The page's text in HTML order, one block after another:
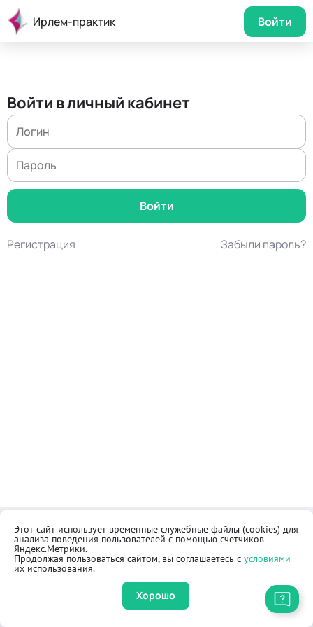
Ирлем-практик Войти
Войти в личный кабинет
Регистрация Забыли пароль?
Контакты
Как купить
Общественная приёмная
Реквизиты
Оферта
Правила продажи товаров
Этот сайт использует временные служебные файлы (cookies) для
анализа поведения пользователей с помощью счетчиков
Яндекс.Метрики.
Продолжая пользоваться сайтом, вы соглашаетесь с условиями
их использования.
Хорошо